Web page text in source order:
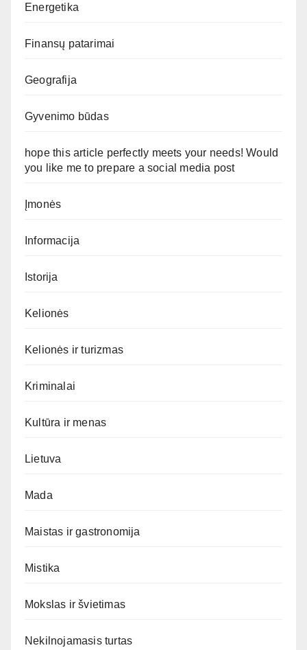
Energetika
Finansų patarimai
Geografija
Gyvenimo būdas
hope this article perfectly meets your needs! Would
you like me to prepare a social media post
Įmonės
Informacija
Istorija
Kelionės
Kelionės ir turizmas
Kriminalai
Kultūra ir menas
Lietuva
Mada
Maistas ir gastronomija
Mistika
Mokslas ir švietimas
Nekilnojamasis turtas